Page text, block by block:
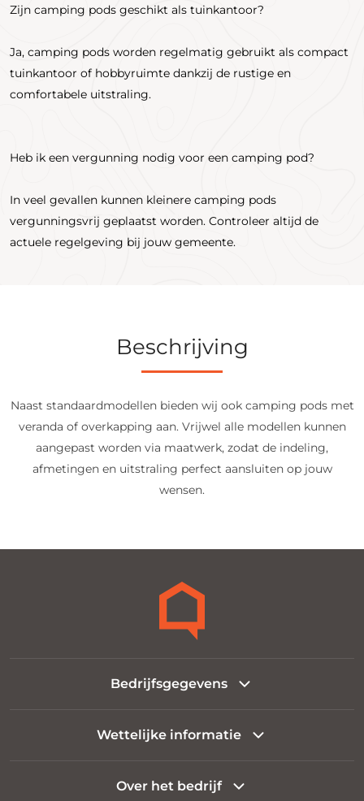
Zijn camping pods geschikt als tuinkantoor?
Ja, camping pods worden regelmatig gebruikt als compact
tuinkantoor of hobbyruimte dankzij de rustige en
comfortabele uitstraling.
Heb ik een vergunning nodig voor een camping pod?
In veel gevallen kunnen kleinere camping pods
vergunningsvrij geplaatst worden. Controleer altijd de
actuele regelgeving bij jouw gemeente.
Beschrijving
Naast standaardmodellen bieden wij ook camping pods met
veranda of overkapping aan. Vrijwel alle modellen kunnen
aangepast worden via maatwerk, zodat de indeling,
afmetingen en uitstraling perfect aansluiten op jouw
wensen.
Bedrijfsgegevens
Wettelijke informatie
Over het bedrijf